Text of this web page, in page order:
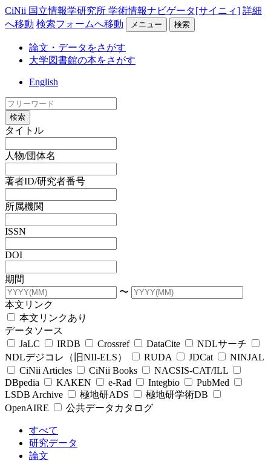
CiNii 国立情報学研究所 学術情報ナビゲータ[サイニィ] 詳細
へ移動 検索フォームへ移動 メニュー 検索
論文・データをさがす
大学図書館の本をさがす
English
検索
タイトル
人物/団体名
著者ID/研究者番号
所属機関
ISSN
DOI
期間
〜
本文リンク
本文リンクあり
データソース
JaLC
IRDB Crossref DataCite
NDLサーチ
NDLデジコレ（旧NII-ELS）
RUDA JDCat
NINJAL
CiNii Articles
CiNii Books
NACSIS-CAT/ILL
DBpedia
KAKEN e-Rad Integbio
PubMed
LSDB Archive
極地研ADS
極地研学術DB
OpenAIRE
公共データカタログ
すべて
研究データ
論文